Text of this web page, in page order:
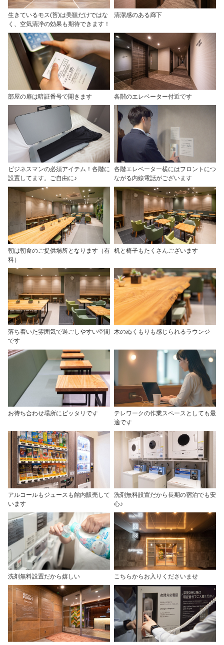
生きているモス(苔)は美観だけではな
く、空気清浄の効果も期待できます！
清潔感のある廊下
部屋の扉は暗証番号で開きます 各階のエレベーター付近です
ビジネスマンの必須アイテム！各階に
設置してます。ご自由に♪
各階エレベーター横にはフロントにつ
ながる内線電話がございます
朝は朝食のご提供場所となります（有
料）
机と椅子もたくさんございます
落ち着いた雰囲気で過ごしやすい空間
です
木のぬくもりも感じられるラウンジ
お待ち合わせ場所にピッタリです
テレワークの作業スペースとしても最
適です
アルコールもジュースも館内販売して
います
洗剤無料設置だから長期の宿泊でも安
心♪
洗剤無料設置だから嬉しい こちらからお入りくださいませ